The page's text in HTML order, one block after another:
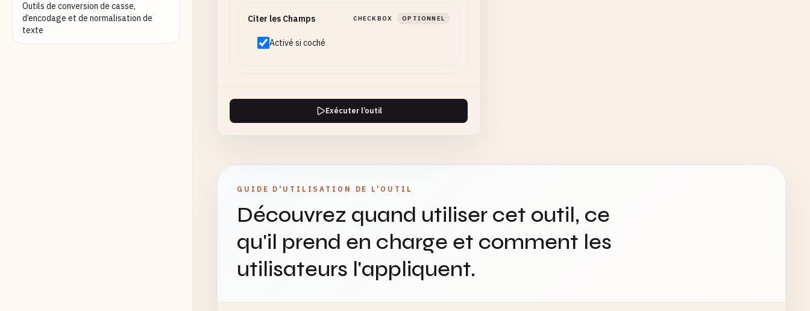
Outils de conversion de casse,
d’encodage et de normalisation de
texte
Citer les Champs CHECKBOX OPTIONNEL
Activé si coché
Exécuter l’outil
GUIDE D'UTILISATION DE L'OUTIL
Découvrez quand utiliser cet outil, ce
qu'il prend en charge et comment les
utilisateurs l'appliquent.